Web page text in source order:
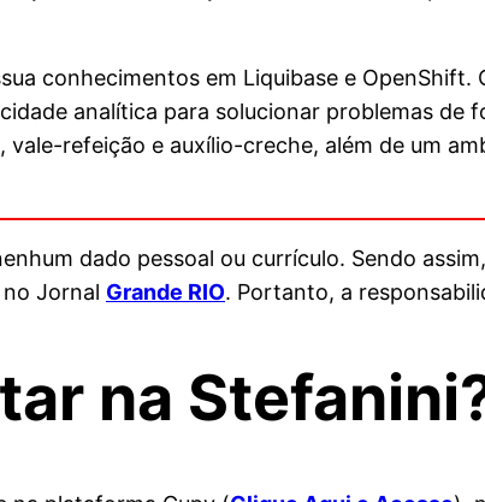
conhecimentos em Liquibase e
analítica para solucionar problemas
refeição e auxílio-creche, além de um
dado pessoal ou currículo. Sendo
Jornal Grande RIO. Portanto, a
na